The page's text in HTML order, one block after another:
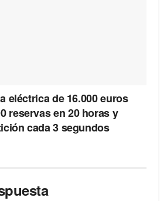
eléctrica de 16.000 euros
reservas en 20 horas y
cada 3 segundos